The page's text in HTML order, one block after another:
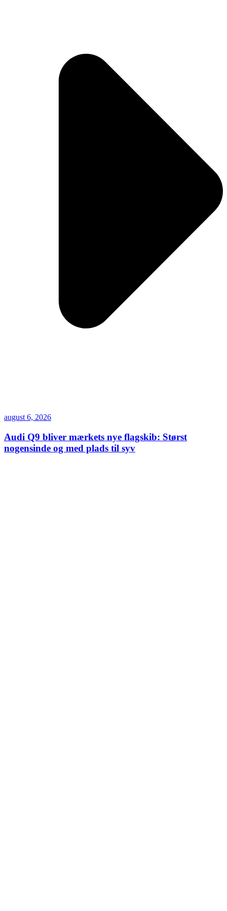
august 6, 2026
Audi Q9 bliver mærkets nye flagskib: Størst
nogensinde og med plads til syv